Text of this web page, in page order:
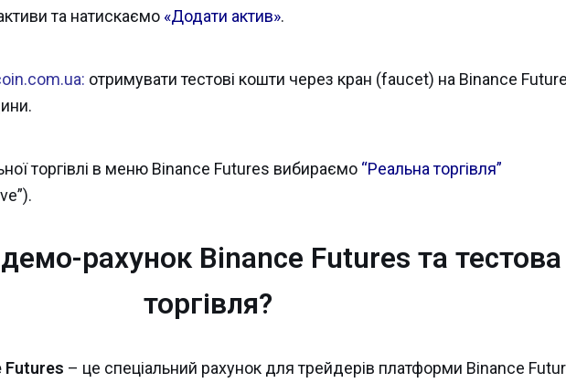
та натискаємо «Додати актив».
отримувати тестові кошти через кран (faucet) на Binance
торгівлі в меню Binance Futures вибираємо “Реальна торгівля”
рахунок Binance Futures та тестова
торгівля?
Futures – це спеціальний рахунок для трейдерів платформи Binance